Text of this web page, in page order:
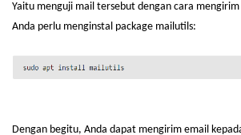
Yaitu menguji mail tersebut dengan cara mengirim
Anda perlu menginstal package mailutils:
Dengan begitu, Anda dapat mengirim email